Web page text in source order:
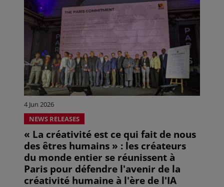
4 Jun 2026
NEWS RELEASES
« La créativité est ce qui fait de nous
des êtres humains » : les créateurs
du monde entier se réunissent à
Paris pour défendre l'avenir de la
créativité humaine à l'ère de l'IA